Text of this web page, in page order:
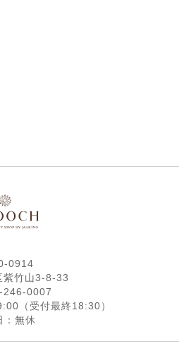
0914
紫竹山3-8-33
246-0007
（受付最終18:30）
：無休